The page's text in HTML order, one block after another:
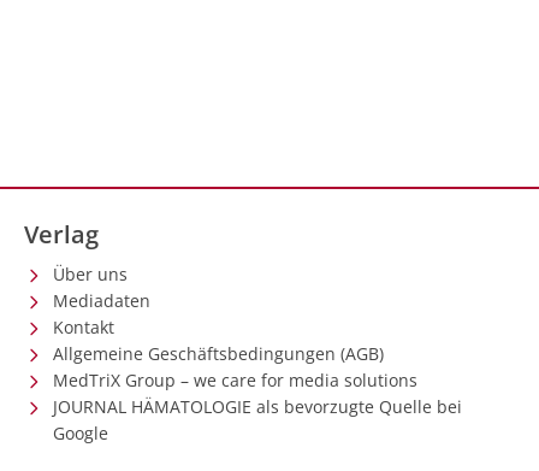
Verlag
Über uns
Mediadaten
Kontakt
Allgemeine Geschäftsbedingungen (AGB)
MedTriX Group – we care for media solutions
JOURNAL HÄMATOLOGIE als bevorzugte Quelle bei
Google